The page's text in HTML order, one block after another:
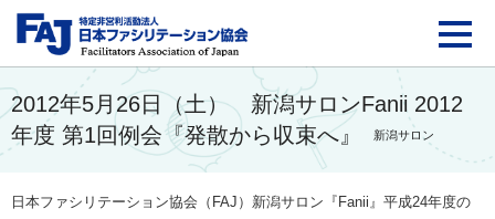
FAJ：特定非営利活動
2012年5月26日（土） 新潟サロンFanii 2012
年度 第1回例会『発散から収束へ』
新潟サロン
日本ファシリテーション協会（FAJ）新潟サロン『Fanii』平成24年度の